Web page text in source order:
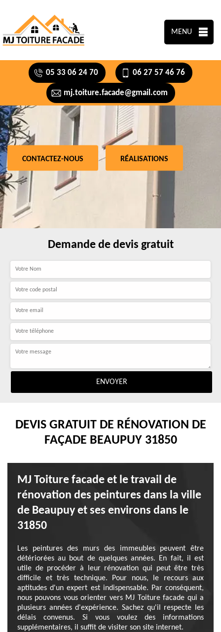
MENU
05 33 06 24 70 06 27 57 46 76
mj.toiture.facade@gmail.com
CONTACTEZ-NOUS RÉALISATIONS
Demande de devis gratuit
DEVIS GRATUIT DE RÉNOVATION DE
FAÇADE BEAUPUY 31850
MJ Toiture facade et le travail de
rénovation des peintures dans la ville
de Beaupuy et ses environs dans le
31850
Les peintures des murs des immeubles peuvent être
détériorées au bout de quelques années. En fait, il est
utile de procéder à leur rénovation qui peut être très
difficile et très technique. Pour nous, le recours aux
aptitudes d'un expert est indispensable. Par conséquent,
nous pouvons vous orienter vers MJ Toiture facade qui a
plusieurs années d'expérience. Sachez qu'il respecte les
délais convenus. Si vous voulez des informations
supplémentaires, il suffit de visiter son site internet.